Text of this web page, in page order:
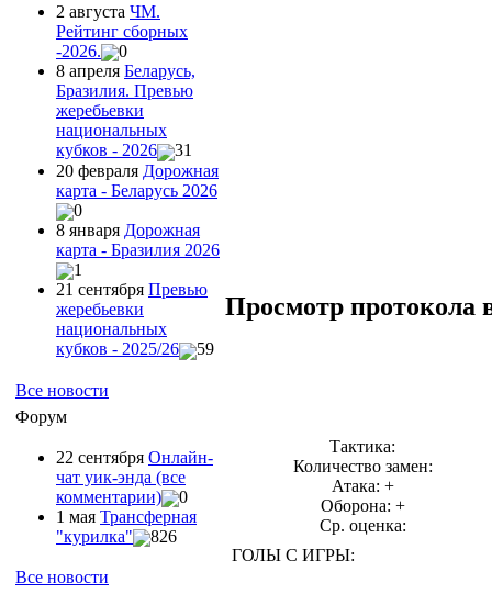
2 августа ЧМ.
Рейтинг сборных
-2026.
0
8 апреля Беларусь,
Бразилия. Превью
жеребьевки
национальных
кубков - 2026
31
20 февраля Дорожная
карта - Беларусь 2026
0
8 января Дорожная
карта - Бразилия 2026
1
21 сентября Превью
жеребьевки
национальных
кубков - 2025/26
59
Все новости
Форум
22 сентября Онлайн-
чат уик-энда (все
комментарии)
0
1 мая Трансферная
"курилка"
826
Все новости
Просмотр протокола
Тактика:
Количество замен:
Атака: +
Оборона: +
Ср. оценка:
ГОЛЫ С ИГРЫ: